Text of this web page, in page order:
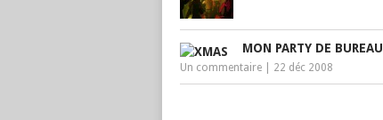
MON PARTY DE BUREAU
Un commentaire 22 déc 2008